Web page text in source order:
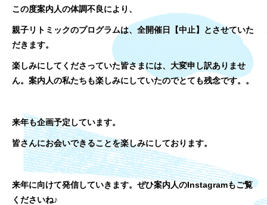
この度案内人の体調不良により、
親子リトミックのプログラムは、全開催日【中止】とさせていた
だきます。
楽しみにしてくださっていた皆さまには、大変申し訳ありませ
ん。案内人の私たちも楽しみにしていたのでとても残念です。。
来年も企画予定しています。
皆さんにお会いできることを楽しみにしております。
来年に向けて発信していきます。ぜひ案内人のInstagramもご覧
くださいね♪